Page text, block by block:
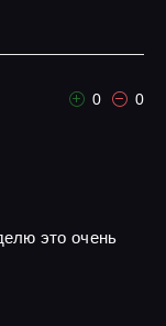
0 0
это очень